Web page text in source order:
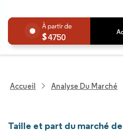
4750
Accueil Analyse Du Marché
Taille et part du marché